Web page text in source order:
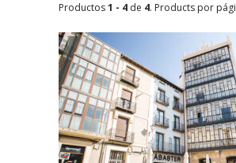
Productos1 - 4 de 4. Products por